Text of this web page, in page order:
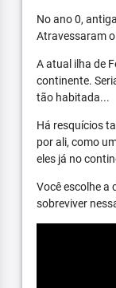
No ano 0,
Atravessaram
A atual ilha de
continente.
tão habitada...
Há resquícios
por ali, como
eles já no
Você escolhe a
sobreviver